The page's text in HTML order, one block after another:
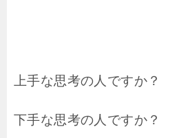
上手な思考の人ですか？
下手な思考の人ですか？